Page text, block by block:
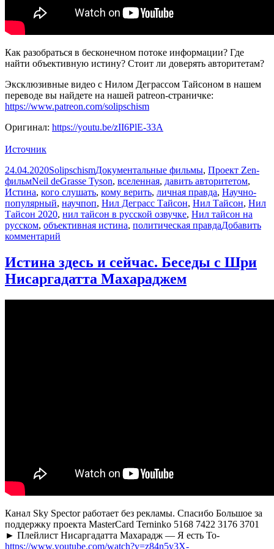
Как разобраться в бесконечном потоке информации? Где
найти объективную истину? Стоит ли доверять авторитетам?
Эксклюзивные видео с Нилом Деграссом Тайсоном в нашем
переводе вы найдете на нашей patreon-страничке:
https://www.patreon.com/solipschism
Оригинал: https://youtu.be/zII6PlE-33A
Источник
Опубликовано
24.04.2020Автор
SolipschismРубрики
Документальные фильмы, Проект Zen-
фильмМетки
Neil deGrasse Tyson, вселенная, давить авторитетом,
Истина, кого слушать, кому верить, личная правда, Научно-
популярный, научпоп, Нил Деграсс Тайсон, Нил Тайсон, Нил
Тайсон 2020, нил тайсон в русской озвучке, Нил тайсон на
русском, объективная истина, политическая правдаДобавить
комментарий
Деграсс
Тайсон
кому
Истина здесь и сейчас. Беседы с Шри
Нисаргадаттa Махараджем
Канал Sky Spector работает без рекламы. Спасибо Большое за
поддержку проекта MasterCard Terninko 5168 7422 3176 3701
► Плейлист Нисаргадатта Махарадж — Я есть То-
https://www.youtube.com/watch?v=z84n5y3X-